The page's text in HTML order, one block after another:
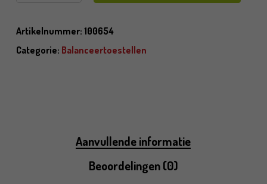
Artikelnummer: 100654
Categorie: Balanceertoestellen
Aanvullende informatie
Beoordelingen (0)